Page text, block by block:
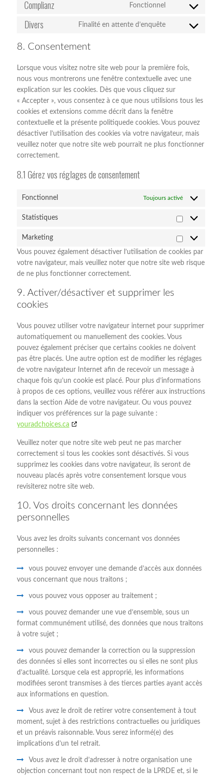
google-
service
weglot
Complianz Fonctionnel
Consent
service
Divers Finalité en attente d’enquête
Consent
8. Consentement
Lorsque vous visitez notre site web pour la première fois,
nous vous montrerons une fenêtre contextuelle avec une
explication sur les cookies. Dès que vous cliquez sur
« Accepter », vous consentez à ce que nous utilisions tous les
cookies et extensions comme décrit dans la fenêtre
contextuelle et la présente politiquede cookies. Vous pouvez
désactiver l’utilisation des cookies via votre navigateur, mais
veuillez noter que notre site web pourrait ne plus fonctionner
correctement.
8.1 Gérez vos réglages de consentement
Fonctionnel Toujours activé
Statistiques
Statistiques
Marketing
Marketing
Vous pouvez également désactiver l’utilisation de cookies par
votre navigateur, mais veuillez noter que notre site web risque
de ne plus fonctionner correctement.
9. Activer/désactiver et supprimer les
cookies
Vous pouvez utiliser votre navigateur internet pour supprimer
automatiquement ou manuellement des cookies. Vous
pouvez également préciser que certains cookies ne doivent
pas être placés. Une autre option est de modifier les réglages
de votre navigateur Internet afin de recevoir un message à
chaque fois qu’un cookie est placé. Pour plus d’informations
à propos de ces options, veuillez vous référer aux instructions
dans la section Aide de votre navigateur. Ou vous pouvez
indiquer vos préférences sur la page suivante :
youradchoices.ca
Veuillez noter que notre site web peut ne pas marcher
correctement si tous les cookies sont désactivés. Si vous
supprimez les cookies dans votre navigateur, ils seront de
nouveau placés après votre consentement lorsque vous
revisiterez notre site web.
10. Vos droits concernant les données
personnelles
Vous avez les droits suivants concernant vos données
personnelles :
vous pouvez envoyer une demande d’accès aux données
vous concernant que nous traitons ;
vous pouvez vous opposer au traitement ;
vous pouvez demander une vue d’ensemble, sous un
format communément utilisé, des données que nous traitons
à votre sujet ;
vous pouvez demander la correction ou la suppression
des données si elles sont incorrectes ou si elles ne sont plus
d’actualité. Lorsque cela est approprié, les informations
modifiées seront transmises à des tierces parties ayant accès
aux informations en question.
Vous avez le droit de retirer votre consentement à tout
moment, sujet à des restrictions contractuelles ou juridiques
et un préavis raisonnable. Vous serez informé(e) des
implications d’un tel retrait.
Vous avez le droit d’adresser à notre organisation une
objection concernant tout non respect de la LPRDE et, si le